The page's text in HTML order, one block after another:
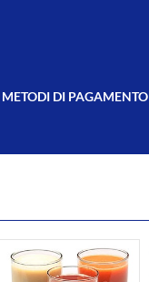
METODI DI PAGAMENTO